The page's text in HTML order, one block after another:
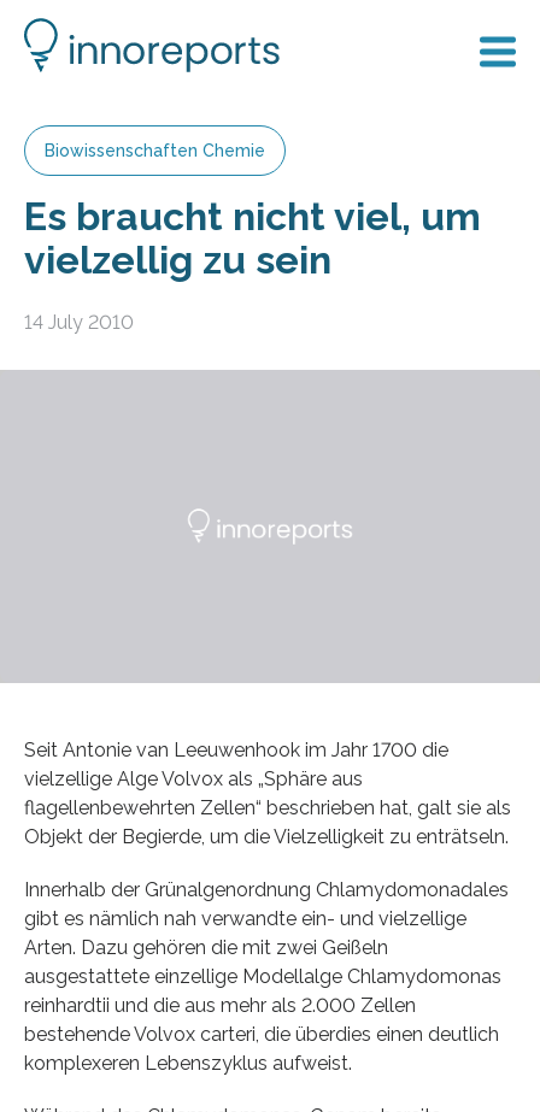
Biowissenschaften Chemie
Es braucht nicht viel, um
vielzellig zu sein
14 July 2010
Seit Antonie van Leeuwenhook im Jahr 1700 die
vielzellige Alge Volvox als „Sphäre aus
flagellenbewehrten Zellen“ beschrieben hat, galt sie als
Objekt der Begierde, um die Vielzelligkeit zu enträtseln.
Innerhalb der Grünalgenordnung Chlamydomonadales
gibt es nämlich nah verwandte ein- und vielzellige
Arten. Dazu gehören die mit zwei Geißeln
ausgestattete einzellige Modellalge Chlamydomonas
reinhardtii und die aus mehr als 2.000 Zellen
bestehende Volvox carteri, die überdies einen deutlich
komplexeren Lebenszyklus aufweist.